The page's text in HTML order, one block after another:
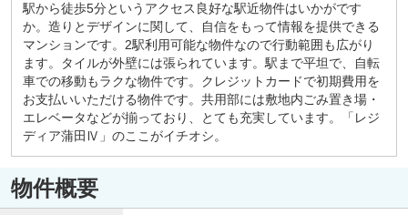
駅から徒歩5分というアクセス良好な駅近物件はいかがです
か。造りとデザインに関して、自信をもって情報を提供できる
マンションです。2駅利用可能な物件なので行動範囲も広がり
ます。タイルが外壁には張られています。駅まで平坦で、自転
車での移動もラクな物件です。クレジットカードで初期費用を
お支払いいただける物件です。共用部には敷地内ごみ置き場・
エレベータなどが揃っており、とても充実しています。「レジ
ディア蒲田Ⅳ」のここがイチオシ。
物件概要